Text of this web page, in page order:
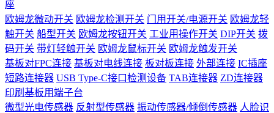
座
欧姆龙微动开关 欧姆龙检测开关 门用开关/电源开关 欧姆龙轻
触开关 船型开关 欧姆龙按钮开关 工业用操作开关 DIP开关 拨
码开关 带灯轻触开关 欧姆龙鼠标开关 欧姆龙触发开关
基板对FPC连接 基板对电线连接 板对板连接 外部连接 IC插座
短路连接器 USB Type-C接口检测设备 TAB连接器 ZD连接器
印刷基板用端子台
微型光电传感器 反射型传感器 振动传感器/倾倒传感器 人脸识